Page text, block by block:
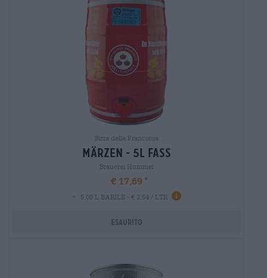
Birra della Franconia
märzen - 5l fass
Brauerei Hummel
€ 17,69
-
5,00 L BARILE - € 3,54 / LTR
Esaurito